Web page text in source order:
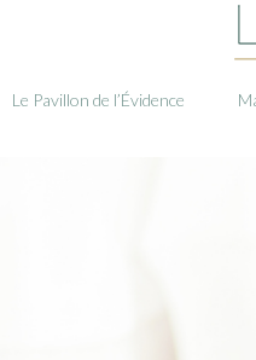
Le Pavillon de l’Évidence